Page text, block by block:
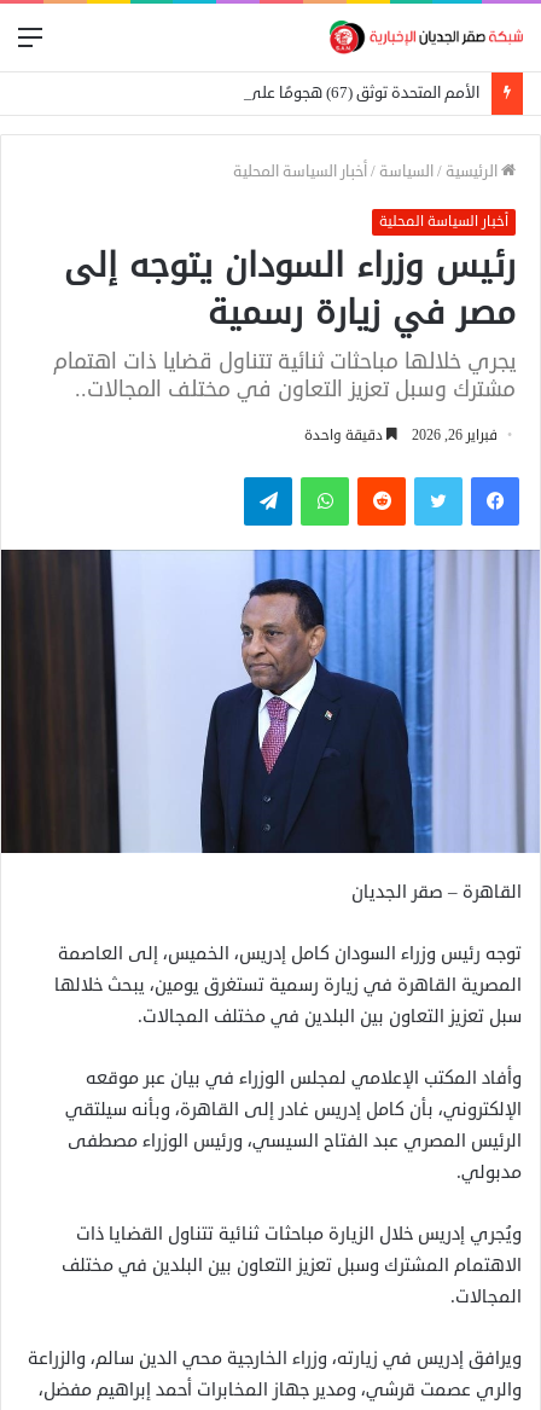
الأمم المتحدة توثق (67) هجومًا على المدارس في السودان
الرئيسية /السياسة /أخبار السياسة المحلية
أخبار السياسة المحلية
رئيس وزراء السودان يتوجه إلى
مصر في زيارة رسمية
يجري خلالها مباحثات ثنائية تتناول قضايا ذات اهتمام
مشترك وسبل تعزيز التعاون في مختلف المجالات..
فبراير 26, 2026 دقيقة واحدة
فيسبوكتويتر واتساب تيلقرام
القاهرة – صقر الجديان
توجه رئيس وزراء السودان كامل إدريس، الخميس، إلى العاصمة
المصرية القاهرة في زيارة رسمية تستغرق يومين، يبحث خلالها
سبل تعزيز التعاون بين البلدين في مختلف المجالات.
وأفاد المكتب الإعلامي لمجلس الوزراء في بيان عبر موقعه
الإلكتروني، بأن كامل إدريس غادر إلى القاهرة، وبأنه سيلتقي
الرئيس المصري عبد الفتاح السيسي، ورئيس الوزراء مصطفى
مدبولي.
ويُجري إدريس خلال الزيارة مباحثات ثنائية تتناول القضايا ذات
الاهتمام المشترك وسبل تعزيز التعاون بين البلدين في مختلف
المجالات.
ويرافق إدريس في زيارته، وزراء الخارجية محي الدين سالم، والزراعة
والري عصمت قرشي، ومدير جهاز المخابرات أحمد إبراهيم مفضل،